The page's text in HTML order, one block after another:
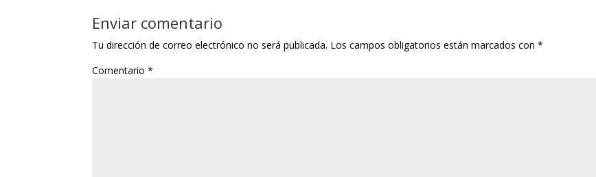
Enviar comentario
Tu dirección de correo electrónico no será publicada. Los campos obligatorios están marcados con*
Comentario*